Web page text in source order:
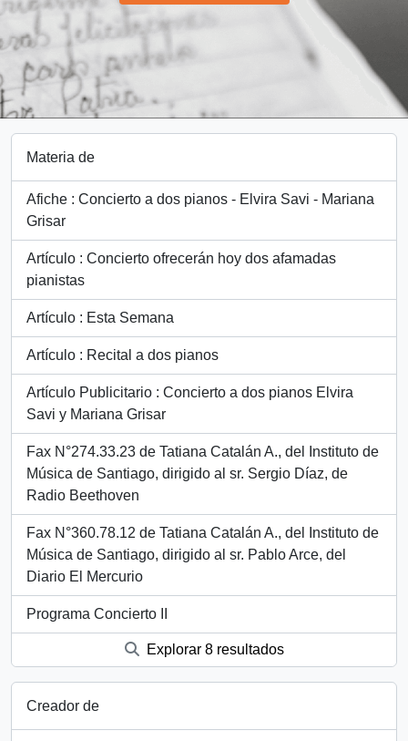
Materia de
Afiche : Concierto a dos pianos - Elvira Savi - Mariana
Grisar
Artículo : Concierto ofrecerán hoy dos afamadas
pianistas
Artículo : Esta Semana
Artículo : Recital a dos pianos
Artículo Publicitario : Concierto a dos pianos Elvira
Savi y Mariana Grisar
Fax N°274.33.23 de Tatiana Catalán A., del Instituto de
Música de Santiago, dirigido al sr. Sergio Díaz, de
Radio Beethoven
Fax N°360.78.12 de Tatiana Catalán A., del Instituto de
Música de Santiago, dirigido al sr. Pablo Arce, del
Diario El Mercurio
Programa Concierto II
Explorar 8 resultados
Creador de